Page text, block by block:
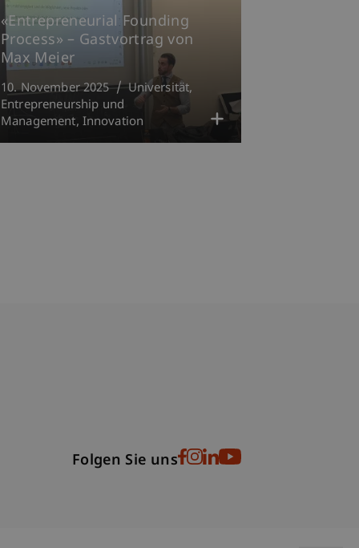
«Entrepreneurial Founding
Process» – Gastvortrag von
Max Meier
10. November 2025
Universität
Entrepreneurship und
Management Innovation
Folgen Sie uns